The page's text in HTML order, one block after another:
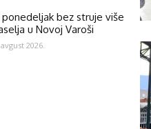
ponedeljak bez struje više
u Novoj Varoši
2026.